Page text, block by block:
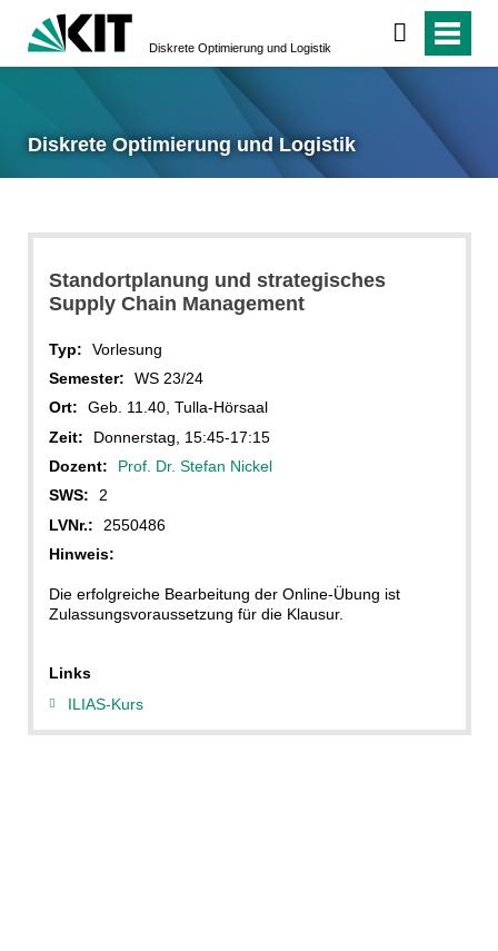
Diskrete Optimierung und Logistik
Diskrete Optimierung und Logistik
Standortplanung und strategisches
Supply Chain Management
Typ:
Vorlesung
Semester:
WS 23/24
Ort:
Geb. 11.40, Tulla-Hörsaal
Zeit:
Donnerstag, 15:45-17:15
Dozent:
Prof. Dr. Stefan Nickel
SWS:
2
LVNr.:
2550486
Hinweis:
Die erfolgreiche Bearbeitung der Online-Übung ist
Zulassungsvoraussetzung für die Klausur.
Links
ILIAS-Kurs